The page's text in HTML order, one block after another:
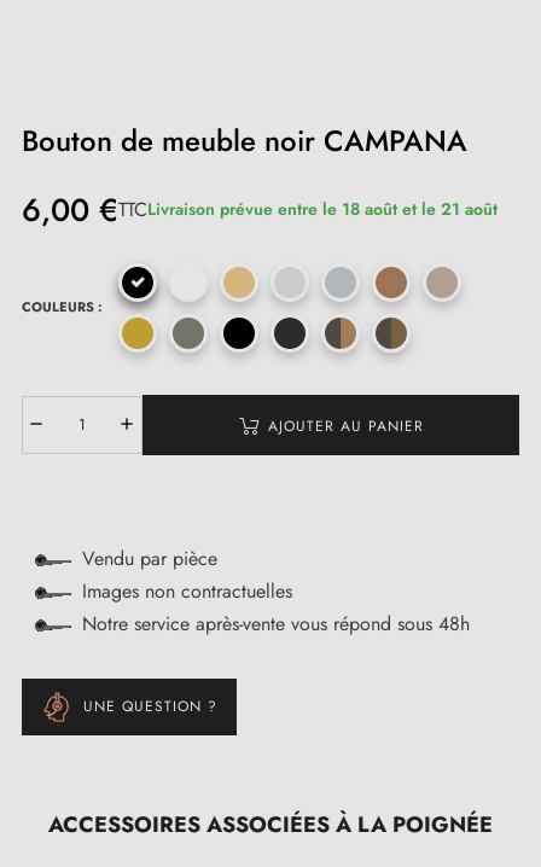
Bouton de meuble noir CAMPANA
6,00 €TTCLivraison prévue entre le 18 août et le 21 août
COULEURS :
AJOUTER AU PANIER
Vendu par pièce
Images non contractuelles
Notre service après-vente vous répond sous 48h
UNE QUESTION ?
ACCESSOIRES ASSOCIÉES À LA POIGNÉE